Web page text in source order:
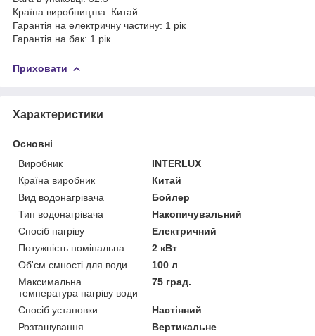
Країна виробництва: Китай
Гарантія на електричну частину: 1 рік
Гарантія на бак: 1 рік
Приховати
Характеристики
Основні
Виробник
INTERLUX
Країна виробник
Китай
Вид водонагрівача
Бойлер
Тип водонагрівача
Накопичувальний
Спосіб нагріву
Електричний
Потужність номінальна
2 кВт
Об'єм ємності для води
100 л
Максимальна
температура нагріву води
75 град.
Спосіб установки
Настінний
Розташування
Вертикальне